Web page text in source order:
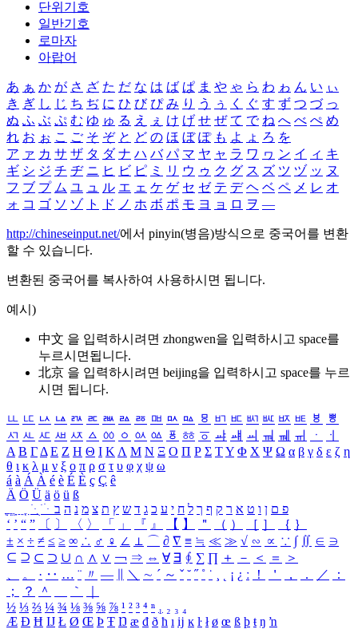
단위기호
일반기호
로마자
아랍어
あ ぁ か が さ ざ た だ な は ば ぱ ま や ゃ ら わ ゎ ん い ぃ
き ぎ し じ ち ぢ に ひ び ぴ み り う ぅ く ぐ す ず つ づ っ
ぬ ふ ぶ ぷ む ゆ ゅ る え ぇ け げ せ ぜ て で ね へ べ ぺ め
れ お ぉ こ ご そ ぞ と ど の ほ ぼ ぽ も よ ょ ろ を
ア ァ カ サ ザ タ ダ ナ ハ バ パ マ ヤ ャ ラ ワ ヮ ン イ ィ キ
ギ シ ジ チ ヂ ニ ヒ ビ ピ ミ リ ウ ゥ ク グ ス ズ ツ ヅ ッ ヌ
フ ブ プ ム ユ ュ ル エ ェ ケ ゲ セ ゼ テ デ ヘ ベ ペ メ レ オ
ォ コ ゴ ソ ゾ ト ド ノ ホ ボ ポ モ ヨ ョ ロ ヲ ―
http://chineseinput.net/에서 pinyin(병음)방식으로 중국어를 변환
할 수 있습니다.
변환된 중국어를 복사하여 사용하시면 됩니다.
예시)
中文 을 입력하시려면 zhongwen을 입력하시고 space를
누르시면됩니다.
北京 을 입력하시려면 beijing을 입력하시고 space를 누르
시면 됩니다.
ㅥ ㅦ ㅧ ㅨ ㅩ ㅪ ㅫ ㅬ ㅭ ㅮ ㅯ ㅰ ㅱ ㅲ ㅳ ㅴ ㅵ ㅶ ㅷ ㅸ
ㅹ
ㅺ ㅻ ㅼ ㅽ ㅾ ㅿ ㆀ ㆁ ㆂ ㆃ ㆄ ㆅ ㆆ ㆇ ㆈ ㆉ ㆊ ㆋ ㆌ ㆍ
ㆎ
Α Β ΓΔ Ε Ζ Η Θ Ι ΚΛ Μ Ν Ξ Ο Π Ρ Σ ΤΥ Φ Χ Ψ Ω α β γ δ ε ζ η
θ ι κ λ μ ν ξ ο π ρ σ τ υ φ χ ψ ω
á à Á À é è É È ç Ç ê
Ä Ö Ü ä ö ü ß
ִֶֹ ֻּ ׁׂ פ ם ן ו ט א ר ק ף ך ל ח י ע כ ג ד ש ץ ת צ מ נ ה ב
‘ ’ “ ” 〔 〕 〈 〉 「 」 『 』 【 】 ＂ （ ） ［ ］ ｛ ｝
± × ÷ ≠ ≤ ≥ ∞ ∴ ♂ ♀ ∠ ⊥ ⌒ ∂ ∇ ≡ ≒ ≪ ≫ √ ∽ ∝ ∵ ∫ ∬ ∈ ∋
⊆ ⊇ ⊂ ⊃ ∪ ∩ ∧ ∨ ￢ ⇒ ⇔ ∀ ∃ ∮ ∑ ∏ ＋ － ＜ ＝
＞
、
。 · ‥ … ¨ 〃 ― ＼ ∼ ´ ～ ˇ ˘ ˝ ˚ ˙ ¸ ¡ ¿ ː ！ ＇ ， ． ／
：
；
？ ＾ ｀
½ ⅓ ⅔ ¼ ¾ ⅛ ⅜ ⅝ ⅞ ¹ ² ³ ⁴ ⁿ ₁ ₂ ₃ ₄
Æ Ð Ħ Ĳ Ł Ø Œ Þ Ŧ Ŋ æ đ ð ħ ı ĳ ĸ ŀ ł ø œ ß þ ŧ ŋ ŉ